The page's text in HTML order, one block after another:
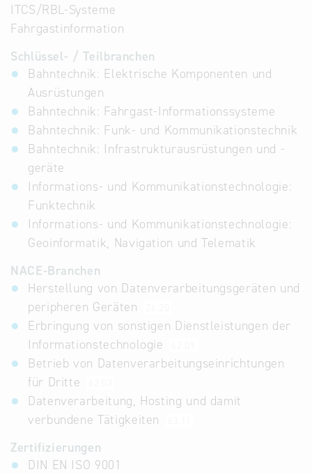
ITCS/RBL-Systeme
Fahrgastinformation
Schlüssel- / Teilbranchen
Bahntechnik: Elektrische Komponenten und
Ausrüstungen
Bahntechnik: Fahrgast-Informationssysteme
Bahntechnik: Funk- und Kommunikationstechnik
Bahntechnik: Infrastrukturausrüstungen und -
geräte
Informations- und Kommunikationstechnologie:
Funktechnik
Informations- und Kommunikationstechnologie:
Geoinformatik, Navigation und Telematik
NACE-Branchen
Herstellung von Datenverarbeitungsgeräten und
peripheren Geräten
Erbringung von sonstigen Dienstleistungen der
Informationstechnologie
Betrieb von Datenverarbeitungseinrichtungen
für Dritte
Datenverarbeitung, Hosting und damit
verbundene Tätigkeiten
Zertifizierungen
DIN EN ISO 9001